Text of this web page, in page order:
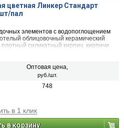
цветная Линкер Стандарт
пал
элементов с водопоглощением
облицовочный керамический
силикатный кирпич, кирпичи
Оптовая цена,
руб./шт.
748
в 1 клик
в корзину